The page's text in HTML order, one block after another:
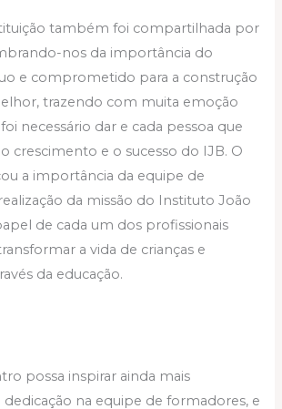
também foi compartilhada por
nos da importância do
e comprometido para a construção
trazendo com muita emoção
necessário dar e cada pessoa que
crescimento e o sucesso do IJB. O
a importância da equipe de
da missão do Instituto João
de cada um dos profissionais
a vida de crianças e
da educação.
possa inspirar ainda mais
na equipe de formadores, e